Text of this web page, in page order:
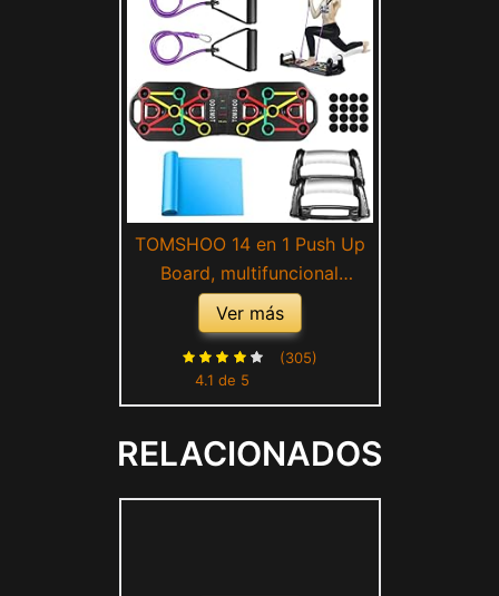
TOMSHOO 14 en 1 Push Up
Board, multifuncional
plegable dispositivo de
fitness flexiones con asa,
dispositivo de fitness con
práctica de hombro para el
muscular, para el hogar
Ver más
4.1 de 5
(305)
RELACIONADOS